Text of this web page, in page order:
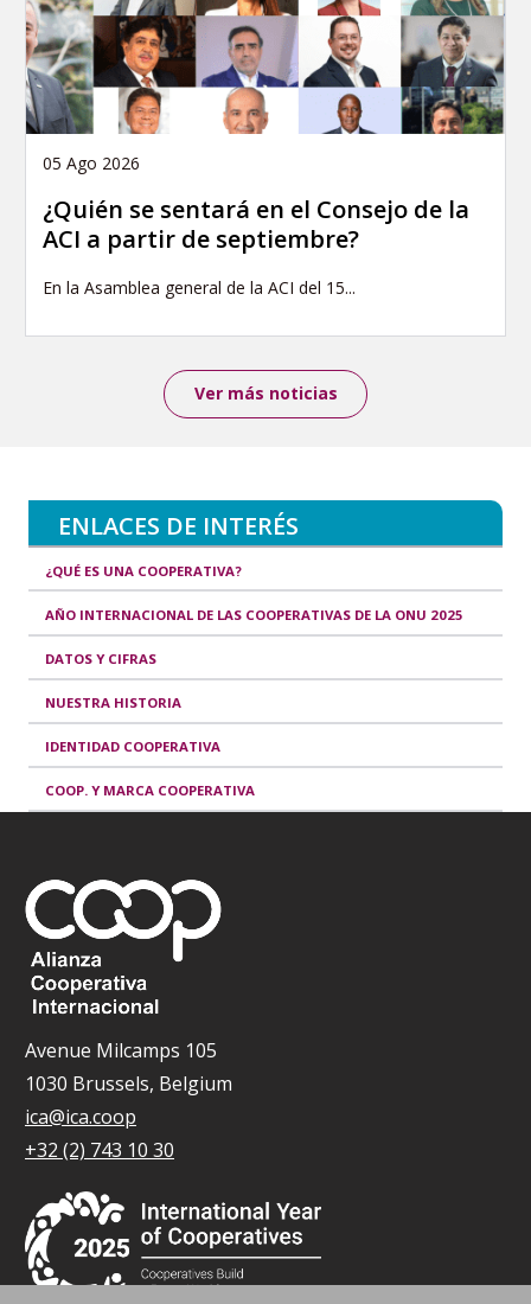
05 Ago 2026
¿Quién se sentará en el Consejo de la
ACI a partir de septiembre?
En la Asamblea general de la ACI del 15...
Ver más noticias
ENLACES DE INTERÉS
¿QUÉ ES UNA COOPERATIVA?
AÑO INTERNACIONAL DE LAS COOPERATIVAS DE LA ONU 2025
DATOS Y CIFRAS
NUESTRA HISTORIA
IDENTIDAD COOPERATIVA
COOP. Y MARCA COOPERATIVA
Avenue Milcamps 105
1030 Brussels, Belgium
ica@ica.coop
+32 (2) 743 10 30